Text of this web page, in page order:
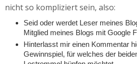
nicht so kompliziert sein, also:
Seid oder werdet Leser meines
Mitglied meines Blogs mit Google
Hinterlasst mir einen Kommentar
Gewinnspiel, für welches der